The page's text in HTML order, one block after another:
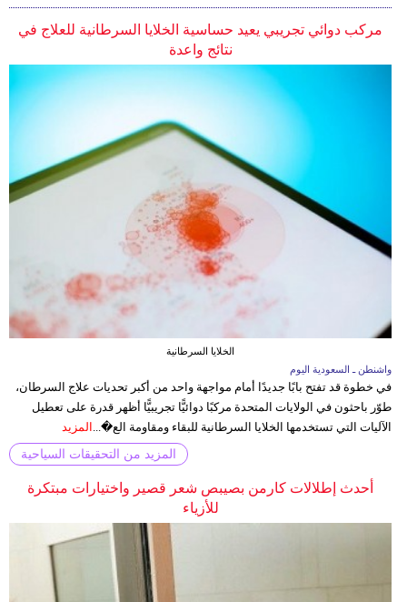
مركب دوائي تجريبي يعيد حساسية الخلايا السرطانية للعلاج في
نتائج واعدة
الخلايا السرطانية
واشنطن ـ السعودية اليوم
في خطوة قد تفتح بابًا جديدًا أمام مواجهة واحد من أكبر تحديات علاج السرطان،
طوّر باحثون في الولايات المتحدة مركبًا دوائيًّا تجريبيًّا أظهر قدرة على تعطيل
الآليات التي تستخدمها الخلايا السرطانية للبقاء ومقاومة الع�... المزيد
المزيد من التحقيقات السياحية
أحدث إطلالات كارمن بصيبص شعر قصير واختيارات مبتكرة
للأزياء